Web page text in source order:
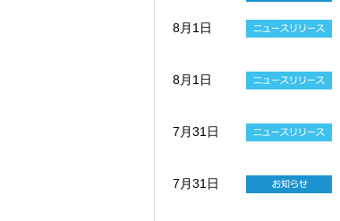
8月1日
8月1日
7月31日
7月31日